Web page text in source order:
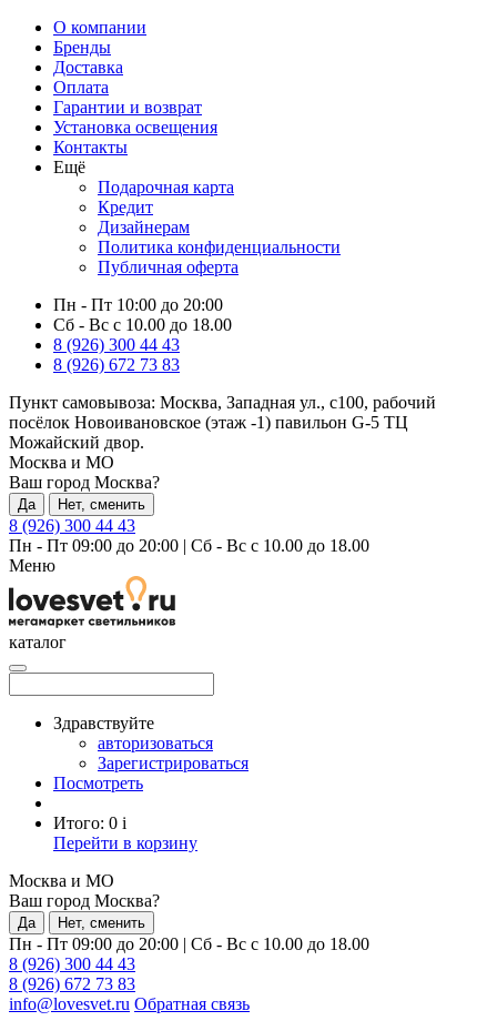
О компании
Бренды
Доставка
Оплата
Гарантии и возврат
Установка освещения
Контакты
Ещё
Подарочная карта
Кредит
Дизайнерам
Политика конфиденциальности
Публичная оферта
Пн - Пт 10:00 до 20:00
Сб - Вс с 10.00 до 18.00
8 (926) 300 44 43
8 (926) 672 73 83
Пункт самовывоза: Москва, Западная ул., с100, рабочий
посёлок Новоивановское (этаж -1) павильон G-5 ТЦ
Можайский двор.
Москва и МО
Ваш город Москва?
Да Нет, сменить
8 (926) 300 44 43
Пн - Пт 09:00 до 20:00 | Сб - Вс с 10.00 до 18.00
Меню
каталог
Здравствуйте
авторизоваться
Зарегистрироваться
Посмотреть
Итого: 0 i
Перейти в корзину
Москва и МО
Ваш город Москва?
Да Нет, сменить
Пн - Пт 09:00 до 20:00 | Сб - Вс с 10.00 до 18.00
8 (926) 300 44 43
8 (926) 672 73 83
info@lovesvet.ru Обратная связь